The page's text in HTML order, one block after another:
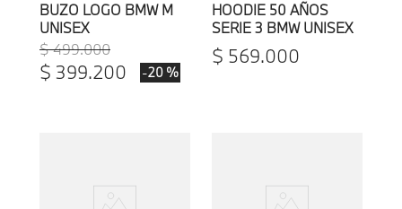
BUZO LOGO BMW M
UNISEX
$499.000
$ 399.200 -20 %
HOODIE 50 AÑOS
SERIE 3 BMW UNISEX
$ 569.000